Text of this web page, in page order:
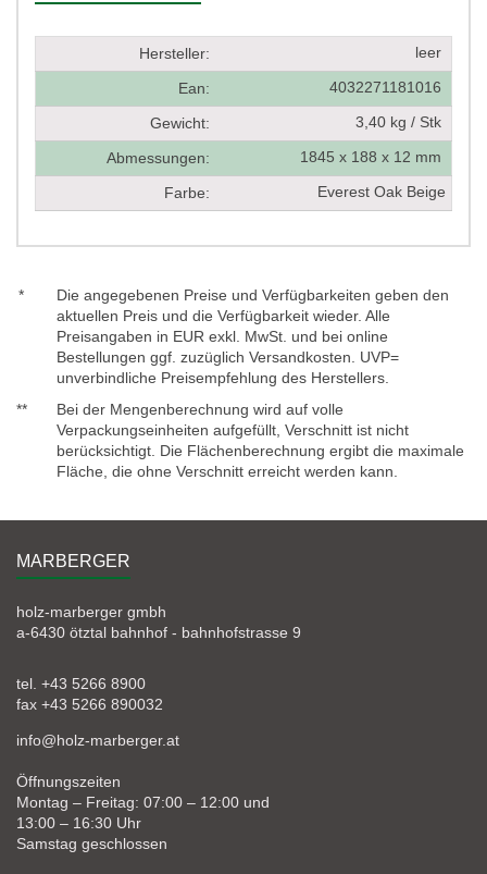
Hersteller: leer
Ean: 4032271181016
Gewicht: 3,40 kg / Stk
Abmessungen: 1845 x 188 x 12 mm
Farbe: Everest Oak Beige
*
Die angegebenen Preise und Verfügbarkeiten geben den
aktuellen Preis und die Verfügbarkeit wieder. Alle
Preisangaben in EUR exkl. MwSt. und bei online
Bestellungen ggf. zuzüglich Versandkosten. UVP=
unverbindliche Preisempfehlung des Herstellers.
**
Bei der Mengenberechnung wird auf volle
Verpackungseinheiten aufgefüllt, Verschnitt ist nicht
berücksichtigt. Die Flächenberechnung ergibt die maximale
Fläche, die ohne Verschnitt erreicht werden kann.
MARBERGER
holz-marberger gmbh
a-6430 ötztal bahnhof - bahnhofstrasse 9
tel. +43 5266 8900
fax +43 5266 890032
info@holz-marberger.at
Öffnungszeiten
Montag – Freitag: 07:00 – 12:00 und
13:00 – 16:30 Uhr
Samstag geschlossen